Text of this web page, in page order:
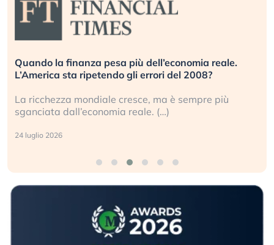
Quando la finanza pesa più dell’economia reale.
L’America sta ripetendo gli errori del 2008?
La ricchezza mondiale cresce, ma è sempre più
sganciata dall’economia reale. (…)
24 luglio 2026